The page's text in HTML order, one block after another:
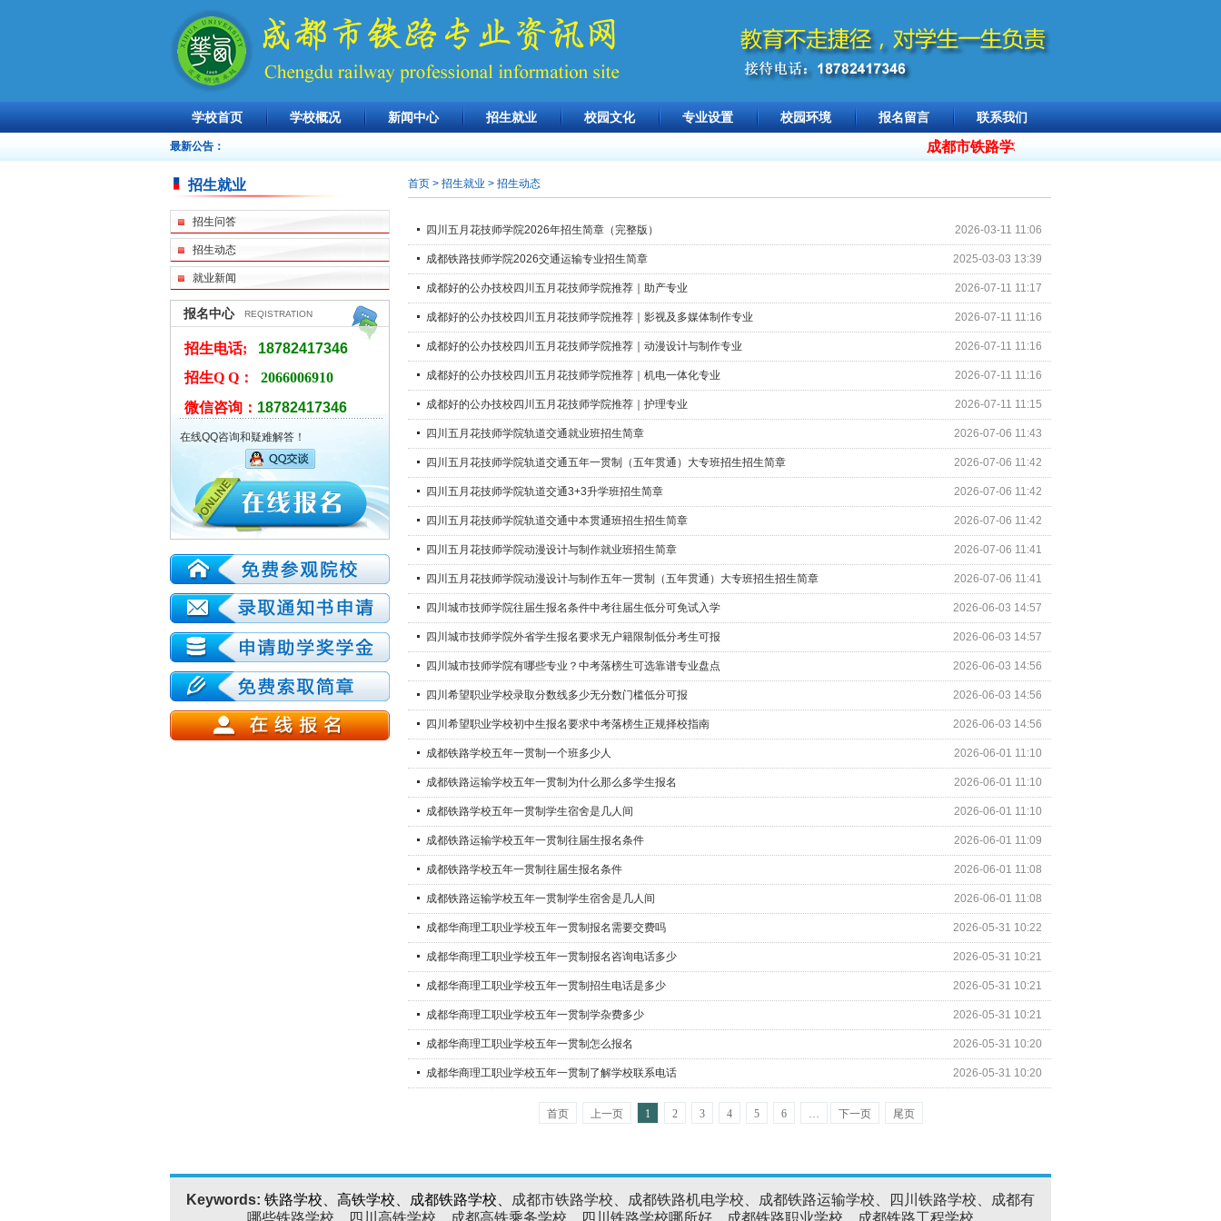
学校首页 学校概况 新闻中心 招生就业 校园文化 专业设置 校园环境 报名留言 联系我们
最新公告： 成都市铁路学校招生 18782417346，
招生就业
招生问答
招生动态
就业新闻
报名中心 REQISTRATION
招生电话; 18782417346
招生Q Q： 2066006910
微信咨询： 18782417346
在线QQ咨询和疑难解答！
首页 > 招生就业 > 招生动态
四川五月花技师学院2026年招生简章（完整版） 2026-03-11 11:06
成都铁路技师学院2026交通运输专业招生简章 2025-03-03 13:39
成都好的公办技校四川五月花技师学院推荐｜助产专业 2026-07-11 11:17
成都好的公办技校四川五月花技师学院推荐｜影视及多媒体制作专业 2026-07-11 11:16
成都好的公办技校四川五月花技师学院推荐｜动漫设计与制作专业 2026-07-11 11:16
成都好的公办技校四川五月花技师学院推荐｜机电一体化专业 2026-07-11 11:16
成都好的公办技校四川五月花技师学院推荐｜护理专业 2026-07-11 11:15
四川五月花技师学院轨道交通就业班招生简章 2026-07-06 11:43
四川五月花技师学院轨道交通五年一贯制（五年贯通）大专班招生招生简章 2026-07-06 11:42
四川五月花技师学院轨道交通3+3升学班招生简章 2026-07-06 11:42
四川五月花技师学院轨道交通中本贯通班招生招生简章 2026-07-06 11:42
四川五月花技师学院动漫设计与制作就业班招生简章 2026-07-06 11:41
四川五月花技师学院动漫设计与制作五年一贯制（五年贯通）大专班招生招生简章 2026-07-06 11:41
四川城市技师学院往届生报名条件中考往届生低分可免试入学 2026-06-03 14:57
四川城市技师学院外省学生报名要求无户籍限制低分考生可报 2026-06-03 14:57
四川城市技师学院有哪些专业？中考落榜生可选靠谱专业盘点 2026-06-03 14:56
四川希望职业学校录取分数线多少无分数门槛低分可报 2026-06-03 14:56
四川希望职业学校初中生报名要求中考落榜生正规择校指南 2026-06-03 14:56
成都铁路学校五年一贯制一个班多少人 2026-06-01 11:10
成都铁路运输学校五年一贯制为什么那么多学生报名 2026-06-01 11:10
成都铁路学校五年一贯制学生宿舍是几人间 2026-06-01 11:10
成都铁路运输学校五年一贯制往届生报名条件 2026-06-01 11:09
成都铁路学校五年一贯制往届生报名条件 2026-06-01 11:08
成都铁路运输学校五年一贯制学生宿舍是几人间 2026-06-01 11:08
成都华商理工职业学校五年一贯制报名需要交费吗 2026-05-31 10:22
成都华商理工职业学校五年一贯制报名咨询电话多少 2026-05-31 10:21
成都华商理工职业学校五年一贯制招生电话是多少 2026-05-31 10:21
成都华商理工职业学校五年一贯制学杂费多少 2026-05-31 10:21
成都华商理工职业学校五年一贯制怎么报名 2026-05-31 10:20
成都华商理工职业学校五年一贯制了解学校联系电话 2026-05-31 10:20
首页 上一页 1 2 3 4 5 6 … 下一页 尾页
Keywords: 铁路学校、高铁学校、成都铁路学校、
成都市铁路学校、成都铁路机电学校、成都铁路运输学校、四川铁路学校、成都有
哪些铁路学校、四川高铁学校、成都高铁乘务学校、四川铁路学校哪所好、成都铁路职业学校、成都铁路工程学校